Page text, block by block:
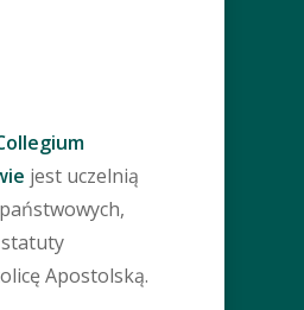
jest uczelnią
statuty
Apostolską.